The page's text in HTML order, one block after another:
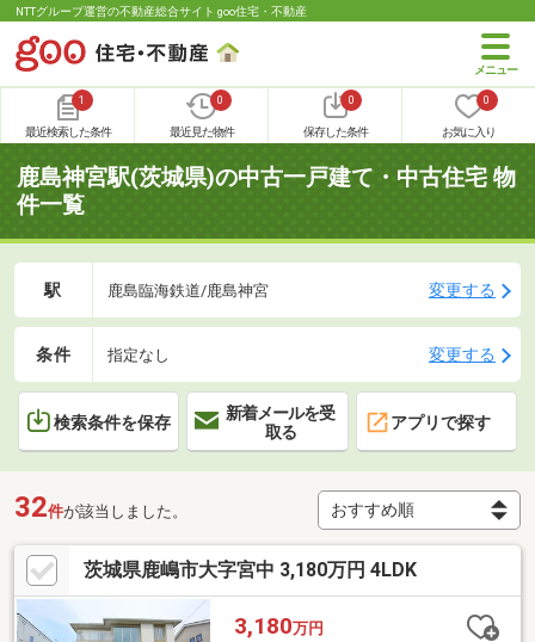
NTTグループ運営の不動産総合サイト goo住宅・不動産
1
最近検索した条件
0
最近見た物件
0
保存した条件
0
お気に入り
鹿島神宮駅(茨城県)の中古一戸建て・中古住宅 物
件一覧
駅 鹿島臨海鉄道/鹿島神宮 変更する
条件 指定なし 変更する
検索条件を保存
新着メールを受
取る
アプリで探す
32件が該当しました。
茨城県鹿嶋市大字宮中 3,180万円 4LDK
3,180万円